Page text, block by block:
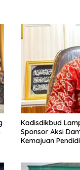
Kadisdikbud
Sponsor Aksi
Kemajuan